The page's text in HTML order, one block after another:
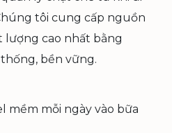
tôi cung cấp nguồn
lượng cao nhất bằng
bền vững.
mềm mỗi ngày vào bữa